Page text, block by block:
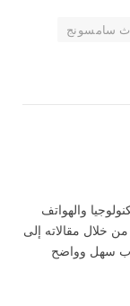
سامسونج
والهواتف
خلال مقالاته إلى
سهل وواضح